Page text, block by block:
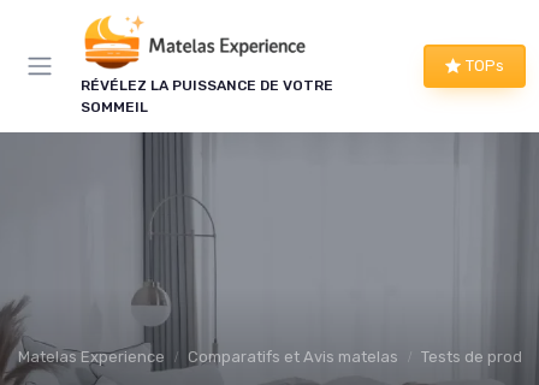
RÉVÉLEZ LA PUISSANCE DE VOTRE
SOMMEIL
TOPs
Matelas Experience Comparatifs et Avis matelas Tests de
Panneau de gestion des cookies